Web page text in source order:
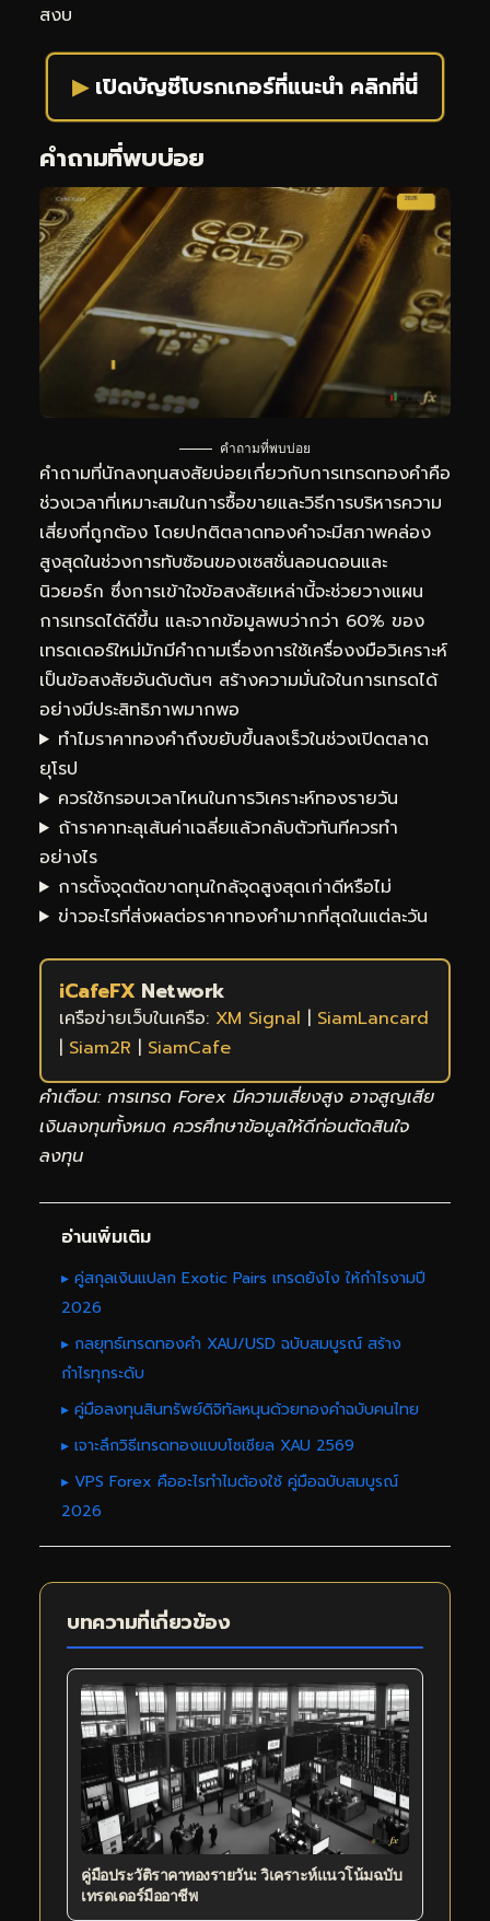
สงบ
▶เปิดบัญชีโบรกเกอร์ที่แนะนำ คลิกที่นี่
คำถามที่พบบ่อย
คำถามที่พบบ่อย
คำถามที่นักลงทุนสงสัยบ่อยเกี่ยวกับการเทรดทองคำคือ
ช่วงเวลาที่เหมาะสมในการซื้อขายและวิธีการบริหารความ
เสี่ยงที่ถูกต้อง โดยปกติตลาดทองคำจะมีสภาพคล่อง
สูงสุดในช่วงการทับซ้อนของเซสชั่นลอนดอนและ
นิวยอร์ก ซึ่งการเข้าใจข้อสงสัยเหล่านี้จะช่วยวางแผน
การเทรดได้ดีขึ้น และจากข้อมูลพบว่ากว่า 60% ของ
เทรดเดอร์ใหม่มักมีคำถามเรื่องการใช้เครื่องงมือวิเคราะห์
เป็นข้อสงสัยอันดับต้นๆ สร้างความมั่นใจในการเทรดได้
อย่างมีประสิทธิภาพมากพอ
ทำไมราคาทองคำถึงขยับขึ้นลงเร็วในช่วงเปิดตลาด
ยุโรป
ควรใช้กรอบเวลาไหนในการวิเคราะห์ทองรายวัน
ถ้าราคาทะลุเส้นค่าเฉลี่ยแล้วกลับตัวทันทีควรทำ
อย่างไร
การตั้งจุดตัดขาดทุนใกล้จุดสูงสุดเก่าดีหรือไม่
ข่าวอะไรที่ส่งผลต่อราคาทองคำมากที่สุดในแต่ละวัน
iCafeFX Network
เครือข่ายเว็บในเครือ: XM Signal | SiamLancard
| Siam2R | SiamCafe
คำเตือน: การเทรด Forex มีความเสี่ยงสูง อาจสูญเสีย
เงินลงทุนทั้งหมด ควรศึกษาข้อมูลให้ดีก่อนตัดสินใจ
ลงทุน
อ่านเพิ่มเติม
▸ คู่สกุลเงินแปลก Exotic Pairs เทรดยังไง ให้กำไรงามปี
2026
▸ กลยุทธ์เทรดทองคำ XAU/USD ฉบับสมบูรณ์ สร้าง
กำไรทุกระดับ
▸ คู่มือลงทุนสินทรัพย์ดิจิทัลหนุนด้วยทองคำฉบับคนไทย
▸ เจาะลึกวิธีเทรดทองแบบโซเชียล XAU 2569
▸ VPS Forex คืออะไรทำไมต้องใช้ คู่มือฉบับสมบูรณ์
2026
บทความที่เกี่ยวข้อง
คู่มือประวัติราคาทองรายวัน: วิเคราะห์แนวโน้มฉบับ
เทรดเดอร์มืออาชีพ